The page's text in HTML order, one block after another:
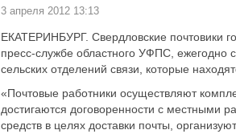
3 апреля 2012 13:13
ЕКАТЕРИНБУРГ. Свердловские почтовики
пресс-службе областного УФПС,
сельских отделений связи, которые
«Почтовые работники осуществляют
достигаются договоренности с местными
средств в целях доставки почты,